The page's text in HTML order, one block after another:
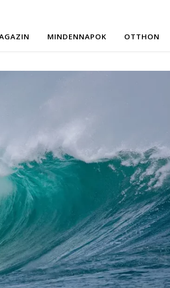
MINDENNAPOK OTTHON